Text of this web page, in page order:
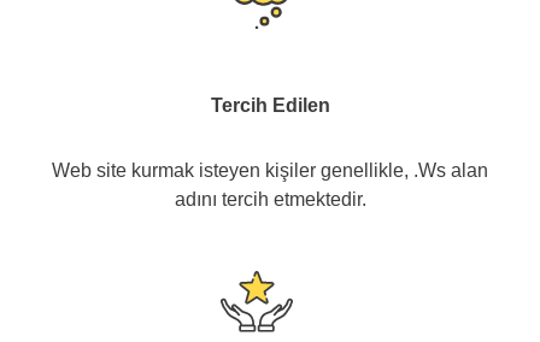
Tercih Edilen
Web site kurmak isteyen kişiler genellikle, .Ws alan
adını tercih etmektedir.